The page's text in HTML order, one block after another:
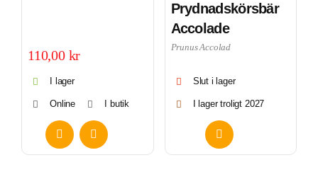
110,00 kr
I lager
Online I butik
Prydnadskörsbär
Accolade
Prunus Accolad
Slut i lager
I lager troligt 2027